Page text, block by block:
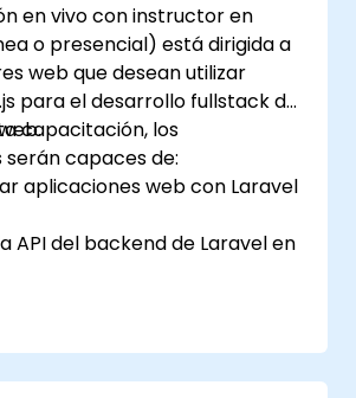
en vivo con instructor en
o presencial) está dirigida a
web que desean utilizar
para el desarrollo fullstack de
capacitación, los
capaces de:
aplicaciones web con Laravel
API del backend de Laravel en